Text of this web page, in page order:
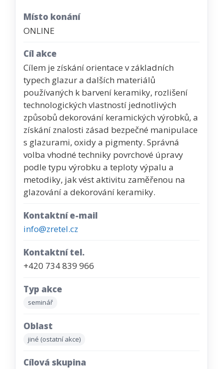
Místo konání
ONLINE
Cíl akce
Cílem je získání orientace v základních
typech glazur a dalších materiálů
používaných k barvení keramiky, rozlišení
technologických vlastností jednotlivých
způsobů dekorování keramických výrobků, a
získání znalosti zásad bezpečné manipulace
s glazurami, oxidy a pigmenty. Správná
volba vhodné techniky povrchové úpravy
podle typu výrobku a teploty výpalu a
metodiky, jak vést aktivitu zaměřenou na
glazování a dekorování keramiky.
Kontaktní e-mail
info@zretel.cz
Kontaktní tel.
+420 734 839 966
Typ akce
seminář
Oblast
jiné (ostatní akce)
Cílová skupina